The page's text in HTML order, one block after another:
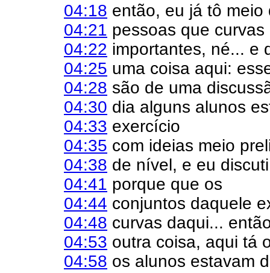
04:18 então, eu já tô
04:21 pessoas que
04:22 importantes, né... e
04:25 uma coisa aqui:
04:28 são de uma
04:30 dia alguns alunos
04:33 exercício
04:35 com ideias meio
04:38 de nível, e eu
04:41 porque que os
04:44 conjuntos daquele
04:48 curvas daqui...
04:53 outra coisa, aqui tá
04:58 os alunos estavam